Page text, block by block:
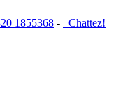
1855368 -
Chattez!